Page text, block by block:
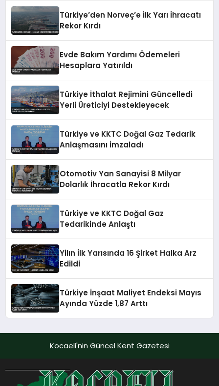
Türkiye’den Norveç’e İlk Yarı İhracatı
Rekor Kırdı
Evde Bakım Yardımı Ödemeleri
Hesaplara Yatırıldı
Türkiye İthalat Rejimini Güncelledi
Yerli Üreticiyi Destekleyecek
Türkiye ve KKTC Doğal Gaz Tedarik
Anlaşmasını İmzaladı
Otomotiv Yan Sanayisi 8 Milyar
Dolarlık İhracatla Rekor Kırdı
Türkiye ve KKTC Doğal Gaz
Tedarikinde Anlaştı
Yilın İlk Yarısında 16 Şirket Halka Arz
Edildi
Türkiye İnşaat Maliyet Endeksi Mayıs
Ayında Yüzde 1,87 Arttı
Kocaeli'nin Güncel Kent Gazetesi